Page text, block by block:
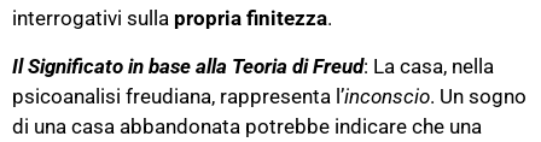
interrogativi sulla propria finitezza.
Il Significato in base alla Teoria di Freud: La casa, nella
psicoanalisi freudiana, rappresenta l’inconscio. Un sogno
di una casa abbandonata potrebbe indicare che una